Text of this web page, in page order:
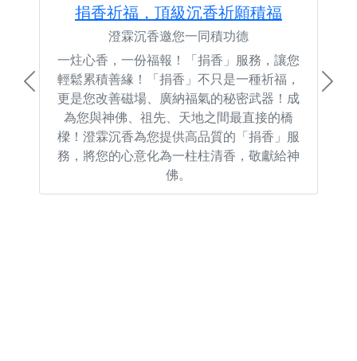
捐香祈福，頂級沉香祈願積福
澄霖沉香邀您一同積功德
一炷心香，一份福報！「捐香」服務，讓您
輕鬆累積善緣！「捐香」不只是一種祈福，
更是您改善磁場、廣納福氣的秘密武器！成
為您與神佛、祖先、天地之間最直接的橋
樑！澄霖沉香為您提供高品質的「捐香」服
務，將您的心意化為一柱柱清香，敬獻給神
佛。
Previous Next